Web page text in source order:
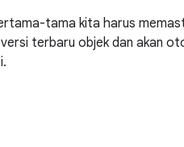
tama kita harus
terbaru objek dan akan